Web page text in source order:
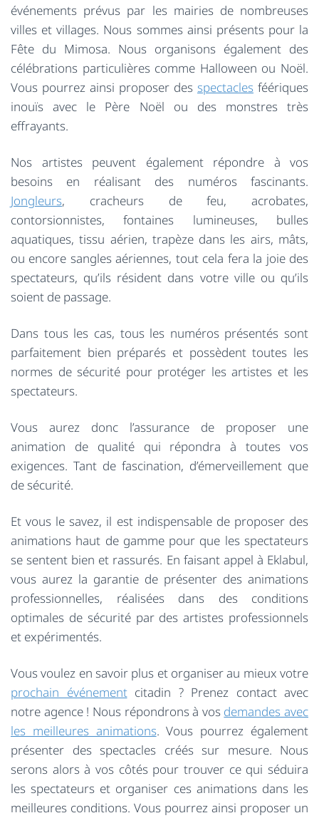
événements prévus par les mairies de nombreuses
villes et villages. Nous sommes ainsi présents pour la
Fête du Mimosa. Nous organisons également des
célébrations particulières comme Halloween ou Noël.
Vous pourrez ainsi proposer des spectacles féériques
inouïs avec le Père Noël ou des monstres très
effrayants.
Nos artistes peuvent également répondre à vos
besoins en réalisant des numéros fascinants.
Jongleurs, cracheurs de feu, acrobates,
contorsionnistes, fontaines lumineuses, bulles
aquatiques, tissu aérien, trapèze dans les airs, mâts,
ou encore sangles aériennes, tout cela fera la joie des
spectateurs, qu’ils résident dans votre ville ou qu’ils
soient de passage.
Dans tous les cas, tous les numéros présentés sont
parfaitement bien préparés et possèdent toutes les
normes de sécurité pour protéger les artistes et les
spectateurs.
Vous aurez donc l’assurance de proposer une
animation de qualité qui répondra à toutes vos
exigences. Tant de fascination, d’émerveillement que
de sécurité.
Et vous le savez, il est indispensable de proposer des
animations haut de gamme pour que les spectateurs
se sentent bien et rassurés. En faisant appel à Eklabul,
vous aurez la garantie de présenter des animations
professionnelles, réalisées dans des conditions
optimales de sécurité par des artistes professionnels
et expérimentés.
Vous voulez en savoir plus et organiser au mieux votre
prochain événementcitadin ? Prenez contact avec
notre agence ! Nous répondrons à vos demandes avec
les meilleures animations. Vous pourrez également
présenter des spectacles créés sur mesure. Nous
serons alors à vos côtés pour trouver ce qui séduira
les spectateurs et organiser ces animations dans les
meilleures conditions. Vous pourrez ainsi proposer un